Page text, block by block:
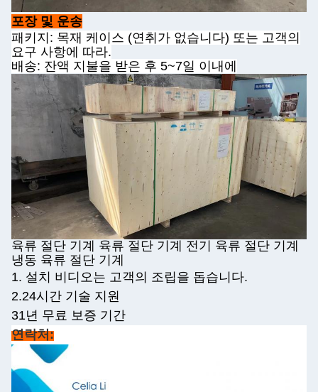
포장 및 운송
패키지: 목재 케이스 (연취가 없습니다) 또는 고객의
요구 사항에 따라.
배송: 잔액 지불을 받은 후 5~7일 이내에
육류 절단 기계 육류 절단 기계 전기 육류 절단 기계
냉동 육류 절단 기계
1. 설치 비디오는 고객의 조립을 돕습니다.
2.24시간 기술 지원
31년 무료 보증 기간
연락처: